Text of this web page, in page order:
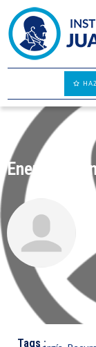
Energía
Tags :